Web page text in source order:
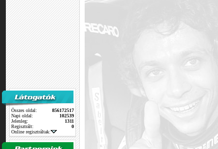
Összes oldal:
856172517
Napi oldal:
102539
Jelenleg:
1311
Regisztrált:
0
Online regisztráltak: